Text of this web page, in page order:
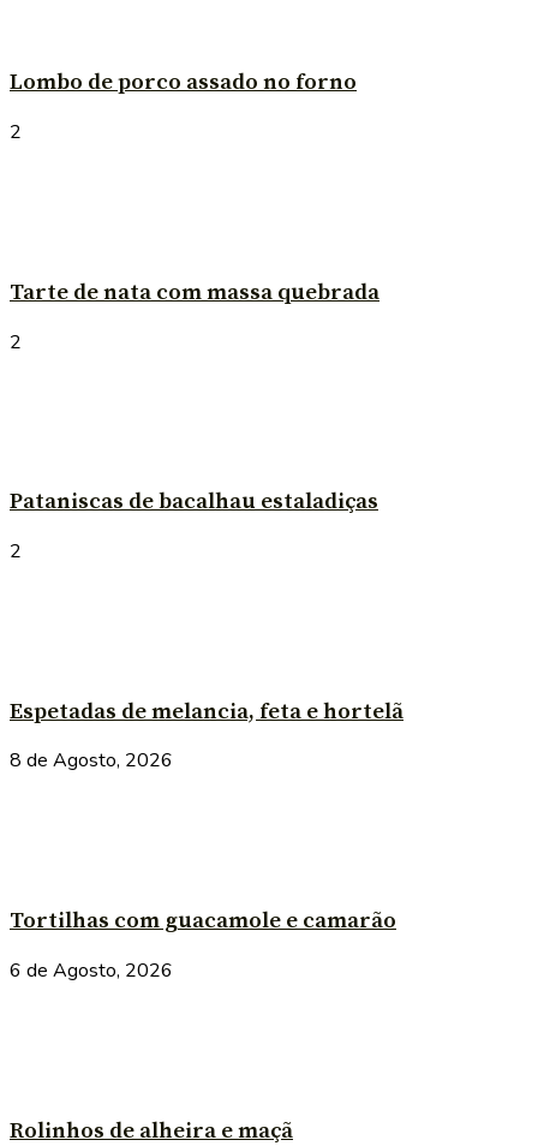
Lombo de porco assado no forno
2
Tarte de nata com massa quebrada
2
Pataniscas de bacalhau estaladiças
2
Espetadas de melancia, feta e hortelã
8 de Agosto, 2026
Tortilhas com guacamole e camarão
6 de Agosto, 2026
Rolinhos de alheira e maçã